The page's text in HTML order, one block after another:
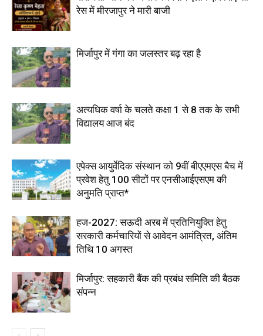
रेस में मीरजापुर ने मारी बाजी
मिर्जापुर में गंगा का जलस्तर बढ़ रहा है
अत्यधिक वर्षा के चलते कक्षा 1 से 8 तक के सभी
विद्यालय आज बंद
एपेक्स आयुर्वेदिक संस्थान को 9वीं बीएएमएस बैच में
प्रवेश हेतु 100 सीटों पर एनसीआईएसएम की
अनुमति प्राप्त*
हज-2027: सऊदी अरब में प्रतिनियुक्ति हेतु
सरकारी कर्मचारियों से आवेदन आमंत्रित, अंतिम
तिथि 10 अगस्त
मिर्जापुर: सहकारी बैंक की प्रबंध समिति की बैठक
संपन्न